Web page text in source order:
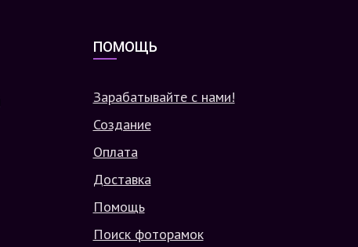
ПОМОЩЬ
Зарабатывайте с нами!
Создание
Оплата
Доставка
Помощь
Поиск фоторамок